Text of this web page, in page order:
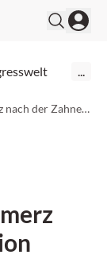
EFIC: Chronischer Schmerz nach der Zahnextraktion